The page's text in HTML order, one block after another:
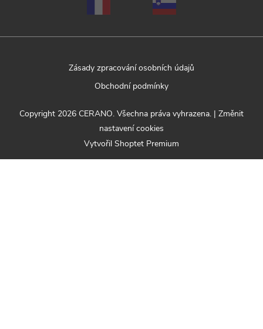
Zásady zpracování osobních údajů
Obchodní podmínky
Vytvořil Shoptet Premium
Copyright 2026 CERANO. Všechna práva vyhrazena. | Změnit
nastavení cookies